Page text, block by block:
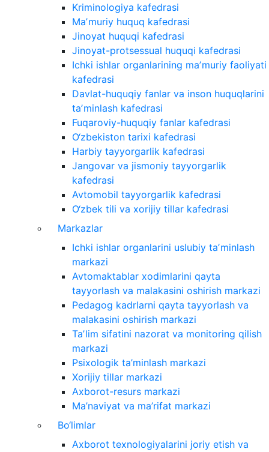
Kriminologiya kafedrasi
Maʼmuriy huquq kafedrasi
Jinoyat huquqi kafedrasi
Jinoyat-protsessual huquqi kafedrasi
Ichki ishlar organlarining maʼmuriy faoliyati
kafedrasi
Davlat-huquqiy fanlar va inson huquqlarini
taʼminlash kafedrasi
Fuqaroviy-huquqiy fanlar kafedrasi
O‘zbekiston tarixi kafedrasi
Harbiy tayyorgarlik kafedrasi
Jangovar va jismoniy tayyorgarlik
kafedrasi
Avtomobil tayyorgarlik kafedrasi
O‘zbek tili va xorijiy tillar kafedrasi
Markazlar
Ichki ishlar organlarini uslubiy taʼminlash
markazi
Avtomaktablar xodimlarini qayta
tayyorlash va malakasini oshirish markazi
Pedagog kadrlarni qayta tayyorlash va
malakasini oshirish markazi
Taʼlim sifatini nazorat va monitoring qilish
markazi
Psixologik ta’minlash markazi
Xorijiy tillar markazi
Axborot-resurs markazi
Ma’naviyat va ma’rifat markazi
Bo‘limlar
Axborot texnologiyalarini joriy etish va